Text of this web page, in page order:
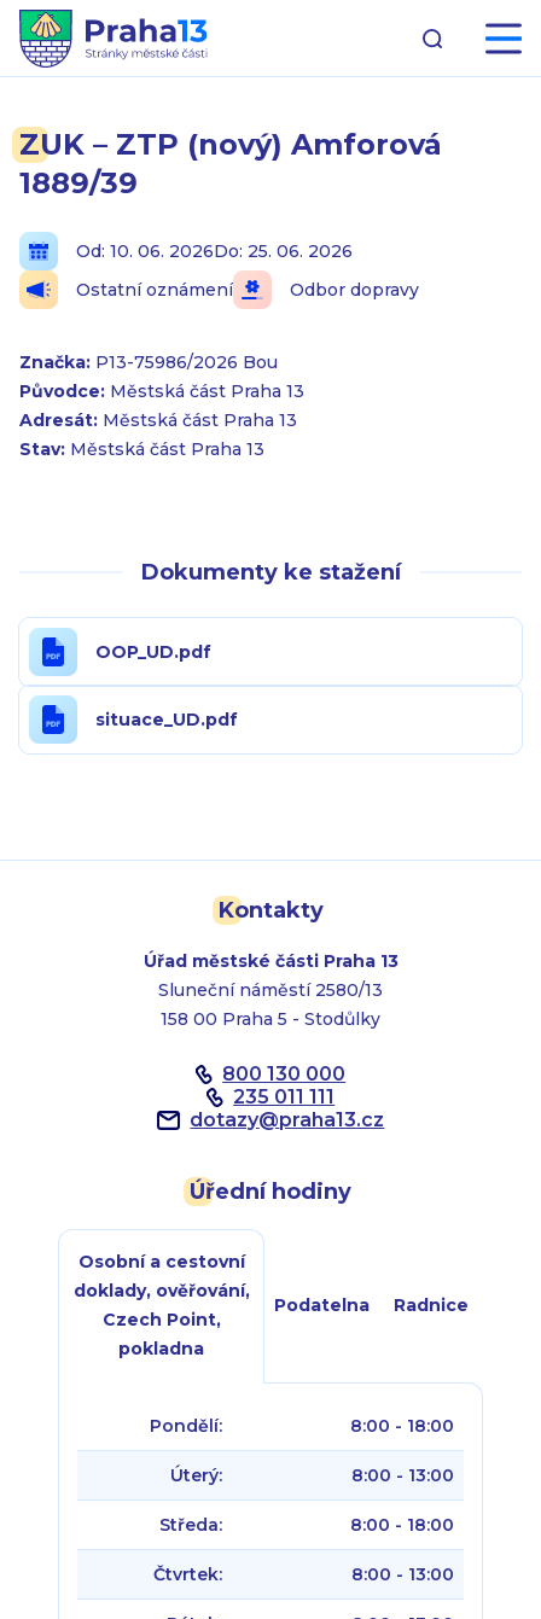
ZUK – ZTP (nový) Amforová
1889/39
Od: 10. 06. 2026Do: 25. 06. 2026
Ostatní oznámení
Odbor dopravy
Značka: P13-75986/2026 Bou
Původce: Městská část Praha 13
Adresát: Městská část Praha 13
Stav: Městská část Praha 13
Dokumenty ke stažení
OOP_UD.pdf
situace_UD.pdf
Kontakty
Úřad městské části Praha 13
Sluneční náměstí 2580/13
158 00 Praha 5 - Stodůlky
800 130 000
235 011 111
dotazy@praha13.cz
Úřední hodiny
Osobní a cestovní
doklady, ověřování,
Czech Point,
pokladna
Podatelna Radnice
Pondělí: 8:00 - 18:00
Úterý: 8:00 - 13:00
Středa: 8:00 - 18:00
Čtvrtek: 8:00 - 13:00